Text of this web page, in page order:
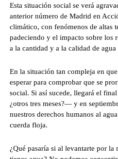
Esta situación social se verá
anterior número de Madrid en
climático, con fenómenos de altas
padeciendo y el impacto sobre los
a la cantidad y a la calidad de
En la situación tan compleja en
esperar para comprobar que se
social. Si así sucede, llegará el
¿otros tres meses?— y en
nuestros derechos humanos al
cuerda floja.
¿Qué pasaría si al levantarte por la